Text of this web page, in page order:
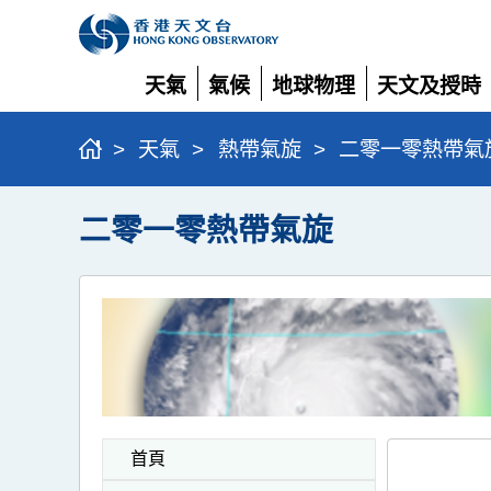
天氣
展
開
氣候
展
開
地球物理
展
開
天文及授時
展
開
> 天氣 > 熱帶氣旋 > 二零一零熱帶氣
二零一零熱帶氣旋
首頁